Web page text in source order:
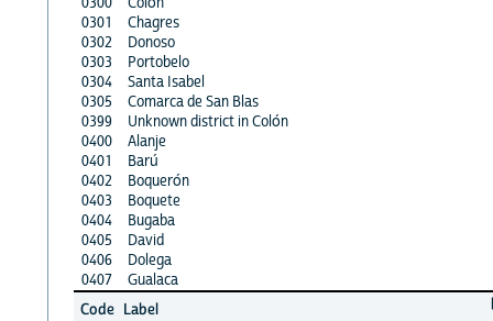
0301
Chagres
0302
Donoso
0303
Portobelo
0304
Santa Isabel
0305
Comarca de San Blas
0399
Unknown district in Colón
0400
Alanje
0401
Barú
0402
Boquerón
0403
Boquete
0404
Bugaba
0405
David
0406
Dolega
0407
Gualaca
Code Label